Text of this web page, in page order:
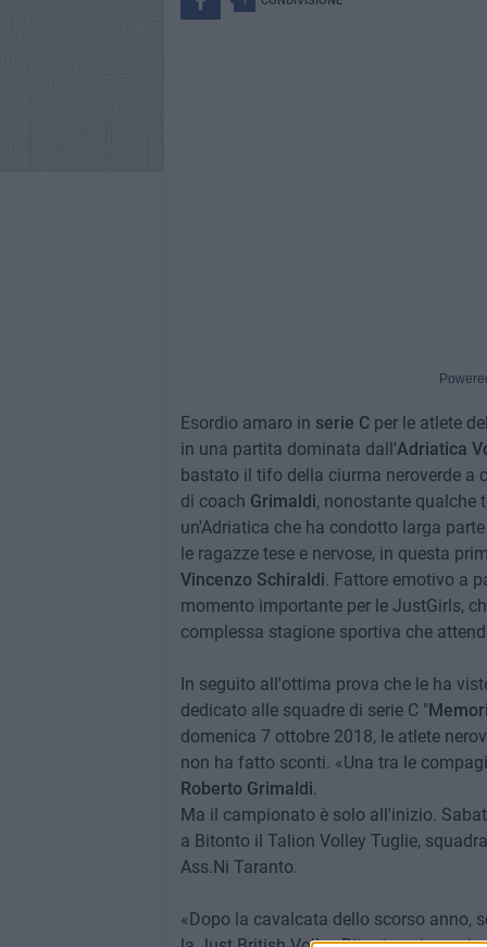
Esordio amaro in serie C per le atlete
in una partita dominata dall'Adriatica
bastato il tifo della ciurma neroverde a
di coach Grimaldi, nonostante qualche
un'Adriatica che ha condotto larga
le ragazze tese e nervose, in questa
Vincenzo Schiraldi. Fattore emotivo a
momento importante per le JustGirls,
complessa stagione sportiva che
In seguito all'ottima prova che le ha
dedicato alle squadre di serie C "
domenica 7 ottobre 2018, le atlete
non ha fatto sconti. «Una tra le
Roberto Grimaldi.
Ma il campionato è solo all'inizio.
a Bitonto il Talion Volley Tuglie,
Ass.Ni Taranto.
«Dopo la cavalcata dello scorso anno,